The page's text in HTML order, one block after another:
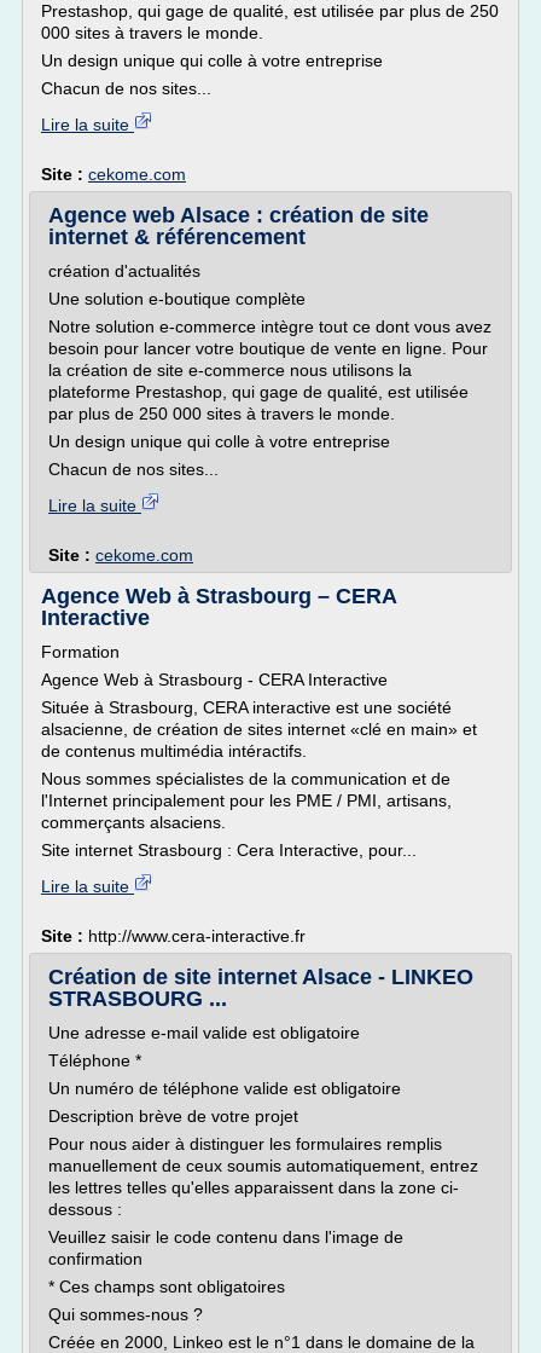
Prestashop, qui gage de qualité, est utilisée par plus de 250
000 sites à travers le monde.
Un design unique qui colle à votre entreprise
Chacun de nos sites...
Lire la suite
Site : cekome.com
Agence web Alsace : création de site
internet & référencement
création d'actualités
Une solution e-boutique complète
Notre solution e-commerce intègre tout ce dont vous avez
besoin pour lancer votre boutique de vente en ligne. Pour
la création de site e-commerce nous utilisons la
plateforme Prestashop, qui gage de qualité, est utilisée
par plus de 250 000 sites à travers le monde.
Un design unique qui colle à votre entreprise
Chacun de nos sites...
Lire la suite
Site : cekome.com
Agence Web à Strasbourg – CERA
Interactive
Formation
Agence Web à Strasbourg - CERA Interactive
Située à Strasbourg, CERA interactive est une société
alsacienne, de création de sites internet «clé en main» et
de contenus multimédia intéractifs.
Nous sommes spécialistes de la communication et de
l'Internet principalement pour les PME / PMI, artisans,
commerçants alsaciens.
Site internet Strasbourg : Cera Interactive, pour...
Lire la suite
Site : http://www.cera-interactive.fr
Création de site internet Alsace - LINKEO
STRASBOURG ...
Une adresse e-mail valide est obligatoire
Téléphone *
Un numéro de téléphone valide est obligatoire
Description brève de votre projet
Pour nous aider à distinguer les formulaires remplis
manuellement de ceux soumis automatiquement, entrez
les lettres telles qu'elles apparaissent dans la zone ci-
dessous :
Veuillez saisir le code contenu dans l'image de
confirmation
* Ces champs sont obligatoires
Qui sommes-nous ?
Créée en 2000, Linkeo est le n°1 dans le domaine de la